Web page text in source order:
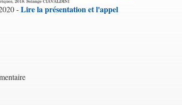
-Lire la présentation et l'appel